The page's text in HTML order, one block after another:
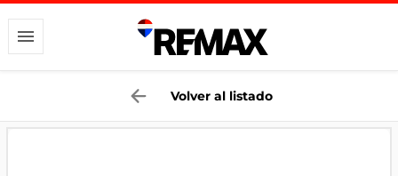
Volver al listado